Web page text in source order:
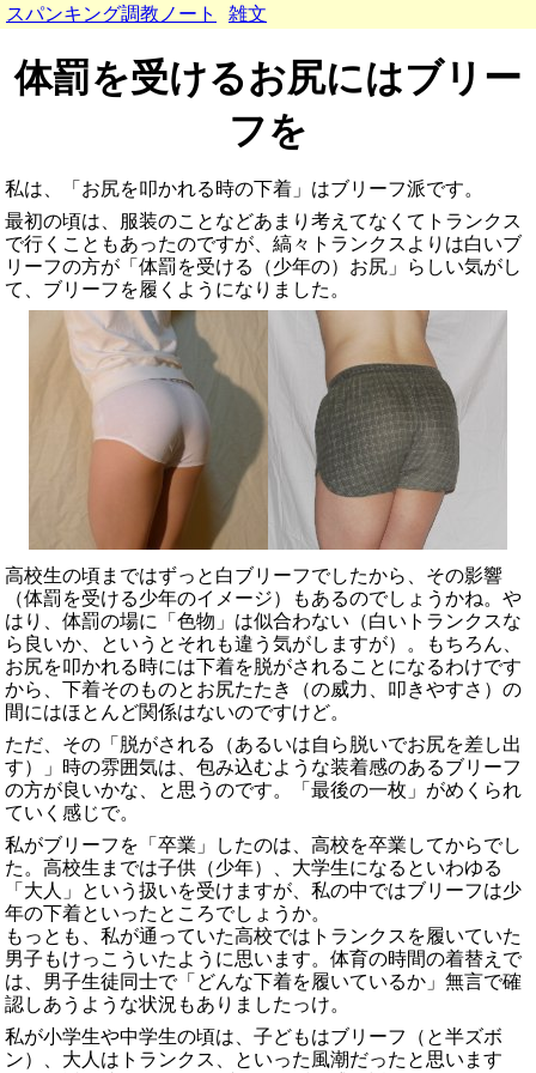
体罰を受けるお尻にはブリー
フを
私は、「お尻を叩かれる時の下着」はブリーフ派です。
最初の頃は、服装のことなどあまり考えてなくてトランクス
で行くこともあったのですが、縞々トランクスよりは白いブ
リーフの方が「体罰を受ける（少年の）お尻」らしい気がし
て、ブリーフを履くようになりました。
高校生の頃まではずっと白ブリーフでしたから、その影響
（体罰を受ける少年のイメージ）もあるのでしょうかね。や
はり、体罰の場に「色物」は似合わない（白いトランクスな
ら良いか、というとそれも違う気がしますが）。もちろん、
お尻を叩かれる時には下着を脱がされることになるわけです
から、下着そのものとお尻たたき（の威力、叩きやすさ）の
間にはほとんど関係はないのですけど。
ただ、その「脱がされる（あるいは自ら脱いでお尻を差し出
す）」時の雰囲気は、包み込むような装着感のあるブリーフ
の方が良いかな、と思うのです。「最後の一枚」がめくられ
ていく感じで。
私がブリーフを「卒業」したのは、高校を卒業してからでし
た。高校生までは子供（少年）、大学生になるといわゆる
「大人」という扱いを受けますが、私の中ではブリーフは少
年の下着といったところでしょうか。
もっとも、私が通っていた高校ではトランクスを履いていた
男子もけっこういたように思います。体育の時間の着替えで
は、男子生徒同士で「どんな下着を履いているか」無言で確
認しあうような状況もありましたっけ。
私が小学生や中学生の頃は、子どもはブリーフ（と半ズボ
ン）、大人はトランクス、といった風潮だったと思います
スパンキング調教ノート 雑文